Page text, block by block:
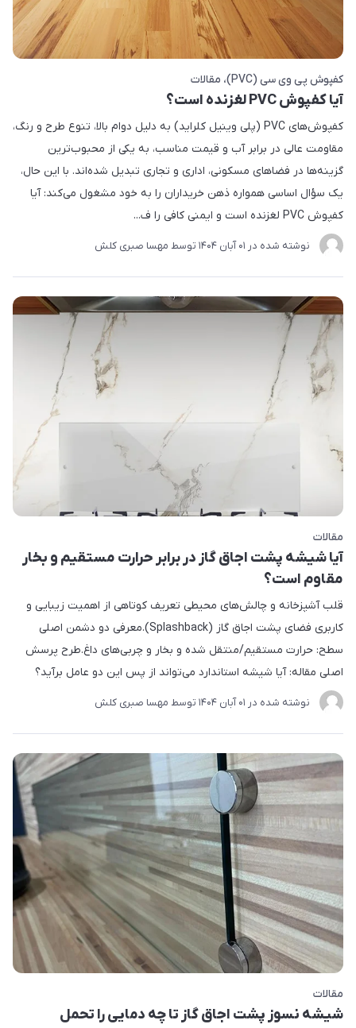
کفپوش پی وی سی (PVC) مقالات
آیا کفپوش PVC لغزنده است؟
کفپوش‌های PVC (پلی وینیل کلراید) به دلیل دوام بالا، تنوع طرح و رنگ،
مقاومت عالی در برابر آب و قیمت مناسب، به یکی از محبوب‌ترین
گزینه‌ها در فضاهای مسکونی، اداری و تجاری تبدیل شده‌اند. با این حال،
یک سؤال اساسی همواره ذهن خریداران را به خود مشغول می‌کند: آیا
کفپوش PVC لغزنده است و ایمنی کافی را ف...
نوشته شده در 01 آبان 1404 توسط مهسا صبری کلش
مقالات
آیا شیشه پشت اجاق گاز در برابر حرارت مستقیم و بخار
مقاوم است؟
قلب آشپزخانه و چالش‌های محیطی تعریف کوتاهی از اهمیت زیبایی و
کاربری فضای پشت اجاق گاز (Splashback).معرفی دو دشمن اصلی
سطح: حرارت مستقیم/منتقل شده و بخار و چربی‌های داغ.طرح پرسش
اصلی مقاله: آیا شیشه استاندارد می‌تواند از پس این دو عامل برآید؟
نوشته شده در 01 آبان 1404 توسط مهسا صبری کلش
مقالات
شیشه نسوز پشت اجاق گاز تا چه دمایی را تحمل